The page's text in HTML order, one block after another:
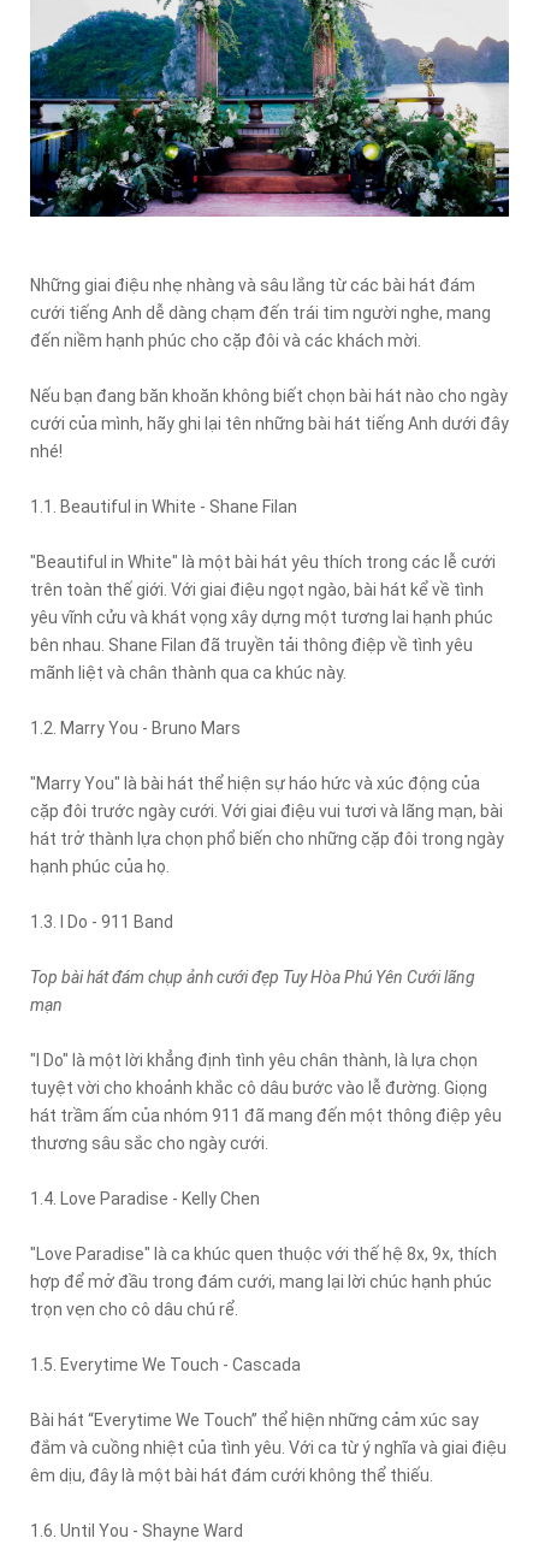
Những giai điệu nhẹ nhàng và sâu lắng từ các bài hát đám
cưới tiếng Anh dễ dàng chạm đến trái tim người nghe, mang
đến niềm hạnh phúc cho cặp đôi và các khách mời.
Nếu bạn đang băn khoăn không biết chọn bài hát nào cho ngày
cưới của mình, hãy ghi lại tên những bài hát tiếng Anh dưới đây
nhé!
1.1. Beautiful in White - Shane Filan
"Beautiful in White" là một bài hát yêu thích trong các lễ cưới
trên toàn thế giới. Với giai điệu ngọt ngào, bài hát kể về tình
yêu vĩnh cửu và khát vọng xây dựng một tương lai hạnh phúc
bên nhau. Shane Filan đã truyền tải thông điệp về tình yêu
mãnh liệt và chân thành qua ca khúc này.
1.2. Marry You - Bruno Mars
"Marry You" là bài hát thể hiện sự háo hức và xúc động của
cặp đôi trước ngày cưới. Với giai điệu vui tươi và lãng mạn, bài
hát trở thành lựa chọn phổ biến cho những cặp đôi trong ngày
hạnh phúc của họ.
1.3. I Do - 911 Band
Top bài hát đám chụp ảnh cưới đẹp Tuy Hòa Phú Yên Cưới lãng
mạn
"I Do" là một lời khẳng định tình yêu chân thành, là lựa chọn
tuyệt vời cho khoảnh khắc cô dâu bước vào lễ đường. Giọng
hát trầm ấm của nhóm 911 đã mang đến một thông điệp yêu
thương sâu sắc cho ngày cưới.
1.4. Love Paradise - Kelly Chen
"Love Paradise" là ca khúc quen thuộc với thế hệ 8x, 9x, thích
hợp để mở đầu trong đám cưới, mang lại lời chúc hạnh phúc
trọn vẹn cho cô dâu chú rể.
1.5. Everytime We Touch - Cascada
Bài hát “Everytime We Touch” thể hiện những cảm xúc say
đắm và cuồng nhiệt của tình yêu. Với ca từ ý nghĩa và giai điệu
êm dịu, đây là một bài hát đám cưới không thể thiếu.
1.6. Until You - Shayne Ward